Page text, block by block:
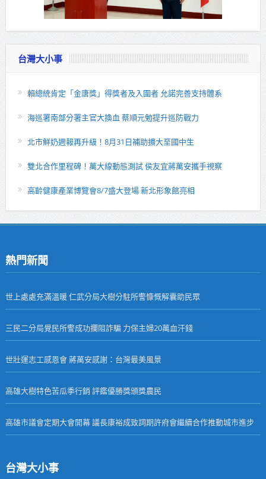
台灣大小事
賴總統肯定「金唐獎」得獎者及入圍者 允諾完善支持體系
海巡署南部分署主官大換血 蔡順元勉提升巡防戰力
北市鮮奶週報再升級！8月31日補助擴大至國中生
雙北合作里程碑！萬大線動態測試 侯友宜蔣萬安攜手視察
高齡健康產業博覽會8/7盛大登場 新北形象館亮相
熱門新聞
世上處處充滿溫暖 仁武分局大樹分駐所警慷慨解囊助民眾
三民二分局覺民所警成功攔阻詐騙 力保主婦20萬血汗錢
世壯運志工感恩會 蔣萬安感謝：台灣最美風景
高雄大樹特色苦瓜季行銷 評鑑優勝獎頒獎農民
高雄市議會定期大會開幕 議長康裕成致詞期許府會繼續合作推動城市進步
台灣大小事